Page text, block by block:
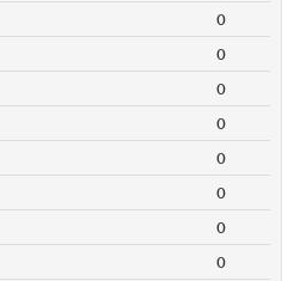
0
0
0
0
0
0
0
0